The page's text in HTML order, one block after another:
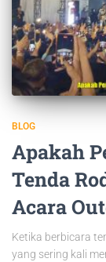
BLOG
Apakah
Tenda
Acara
Ketika berbicara
yang sering kali